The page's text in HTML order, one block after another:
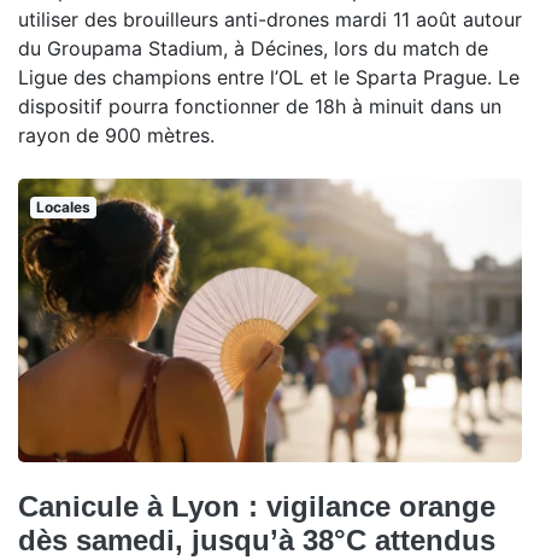
utiliser des brouilleurs anti-drones mardi 11 août autour
du Groupama Stadium, à Décines, lors du match de
Ligue des champions entre l’OL et le Sparta Prague. Le
dispositif pourra fonctionner de 18h à minuit dans un
rayon de 900 mètres.
Locales
Canicule à Lyon : vigilance orange
dès samedi, jusqu’à 38°C attendus